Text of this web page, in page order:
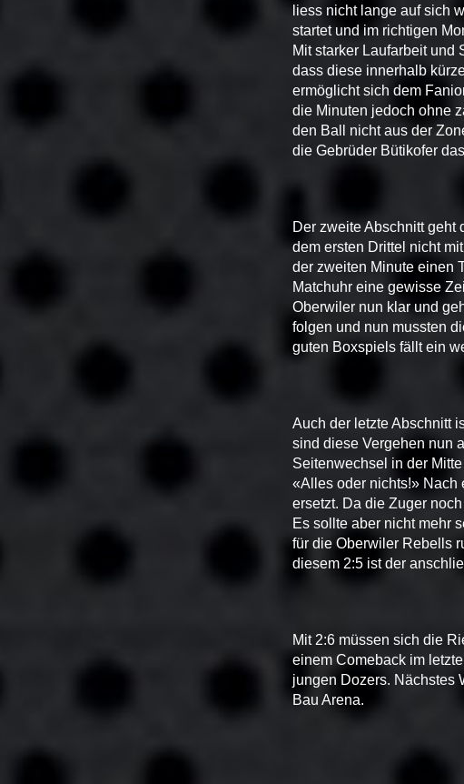
liess nicht lange auf sich
startet und im richtigen
Mit starker Laufarbeit und
dass diese innerhalb
ermöglicht sich dem
die Minuten jedoch ohne
den Ball nicht aus der
die Gebrüder Bütikofer
Der zweite Abschnitt geht
dem ersten Drittel nicht
der zweiten Minute einen
Matchuhr eine gewisse
Oberwiler nun klar und
folgen und nun mussten
guten Boxspiels fällt ein
Auch der letzte Abschnitt
sind diese Vergehen nun
Seitenwechsel in der
«Alles oder nichts!» Nach
ersetzt. Da die Zuger
Es sollte aber nicht mehr
für die Oberwiler Rebells
diesem 2:5 ist der
Mit 2:6 müssen sich die
einem Comeback im
jungen Dozers. Nächstes
Bau Arena.